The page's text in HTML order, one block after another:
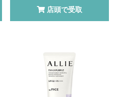
店頭で受取